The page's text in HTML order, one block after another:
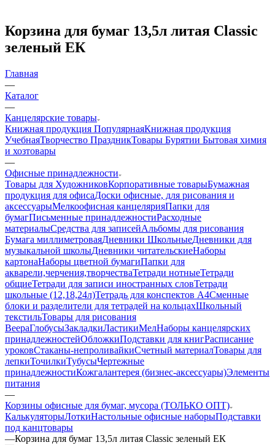
Корзина для бумаг 13,5л литая Classic
зеленый ЕК
Главная
—
Каталог
—
Канцелярские товары
Книжная продукция ПопулярнаяКнижная продукция
УчебнаяТворчество ПраздникТовары Бурятии Бытовая химия
и хозтовары
—
Офисные принадлежности
Товары для ХудожниковКорпоративные товарыБумажная
продукция для офисаДоски офисные, для рисования и
аксессуарыМелкоофисная канцелярияПапки для
бумагПисьменные принадлежностиРасходные
материалыСредства для записейАльбомы для рисования
Бумага миллиметроваяДневники ШкольныеДневники для
музыкальной школыДневники читательскиеНаборы
картонаНаборы цветной бумагиПапки для
акварели,черчения,творчестваТетради нотныеТетради
общиеТетради для записи иностранных словТетради
школьные (12,18,24л)Тетрадь для конспектов А4Сменные
блоки и разделители для тетрадей на кольцахШкольный
текстильТовары для рисования
ВеераГлобусыЗакладкиЛастикиМелНаборы канцелярских
принадлежностейОбложкиПодставки для книгРасписание
уроковСтаканы-непроливайкиСчетный материалТовары для
лепкиТочилкиТубусыЧертежные
принадлежностиКожгалантерея (бизнес-аксессуары)Элементы
питания
—
Корзины офисные для бумаг, мусора (ТОЛЬКО ОПТ)
КалькуляторыЛоткиНастольные офисные наборыПодставки
под канцтовары
—Корзина для бумаг 13,5л литая Classic зеленый ЕК